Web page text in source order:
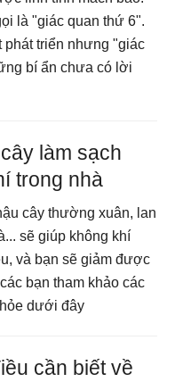
là "giác quan thứ 6".
phát triển nhưng "giác
bí ẩn chưa có lời
làm sạch
trong nhà
cây thường xuân, lan
sẽ giúp không khí
và bạn sẽ giảm được
bạn tham khảo các
dưới đây
cần biết về